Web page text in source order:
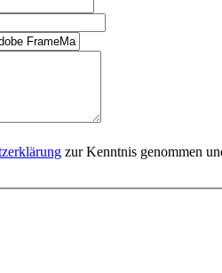
zur Kenntnis genommen